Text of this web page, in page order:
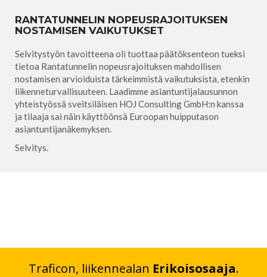
RANTATUNNELIN NOPEUSRAJOITUKSEN
NOSTAMISEN VAIKUTUKSET
Selvitystyön tavoitteena oli tuottaa päätöksenteon tueksi
tietoa Rantatunnelin nopeusrajoituksen mahdollisen
nostamisen arvioiduista tärkeimmistä vaikutuksista, etenkin
liikenneturvallisuuteen. Laadimme asiantuntijalausunnon
yhteistyössä sveitsiläisen HOJ Consulting GmbH:n kanssa
ja tilaaja sai näin käyttöönsä Euroopan huipputason
asiantuntijanäkemyksen.
Selvitys.
Traficon, liikennealan Erikoisosaaja.